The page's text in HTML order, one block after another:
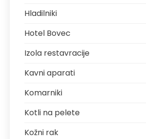
Hladilniki
Hotel Bovec
Izola restavracije
Kavni aparati
Komarniki
Kotli na pelete
Kožni rak